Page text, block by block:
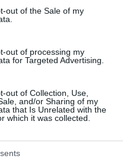
out of the Sale of my
out of processing my
for Targeted Advertising.
out of Collection, Use,
and/or Sharing of my
that Is Unrelated with the
which it was collected.
ki innen!